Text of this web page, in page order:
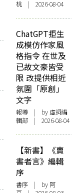
桃 | 2026-08-04
ChatGPT拒生
成模仿作家風
格指令 在世及
已故文豪皆受
限 改提供相近
氛圍「原創」
文字
報導 | by 虛詞編
輯部 | 2026-08-04
【新書】《賣
書者言》編輯
序
書序 | by 阿